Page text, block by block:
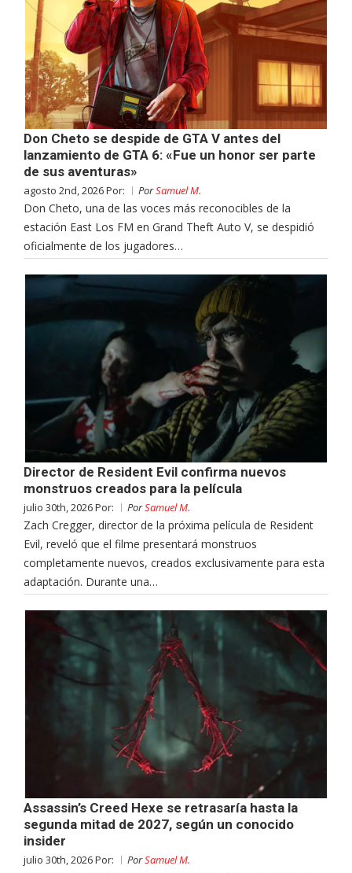
Don Cheto se despide de GTA V antes del
lanzamiento de GTA 6: «Fue un honor ser parte
de sus aventuras»
agosto 2nd, 2026 Por: PorSamuel M.
Don Cheto, una de las voces más reconocibles de la
estación East Los FM en Grand Theft Auto V, se despidió
oficialmente de los jugadores…
Director de Resident Evil confirma nuevos
monstruos creados para la película
julio 30th, 2026 Por: PorSamuel M.
Zach Cregger, director de la próxima película de Resident
Evil, reveló que el filme presentará monstruos
completamente nuevos, creados exclusivamente para esta
adaptación. Durante una…
Assassin’s Creed Hexe se retrasaría hasta la
segunda mitad de 2027, según un conocido
insider
julio 30th, 2026 Por: PorSamuel M.